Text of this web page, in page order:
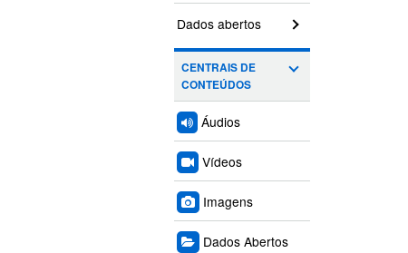
Dados abertos
CENTRAIS DE
CONTEÚDOS
Áudios
Vídeos
Imagens
Dados Abertos